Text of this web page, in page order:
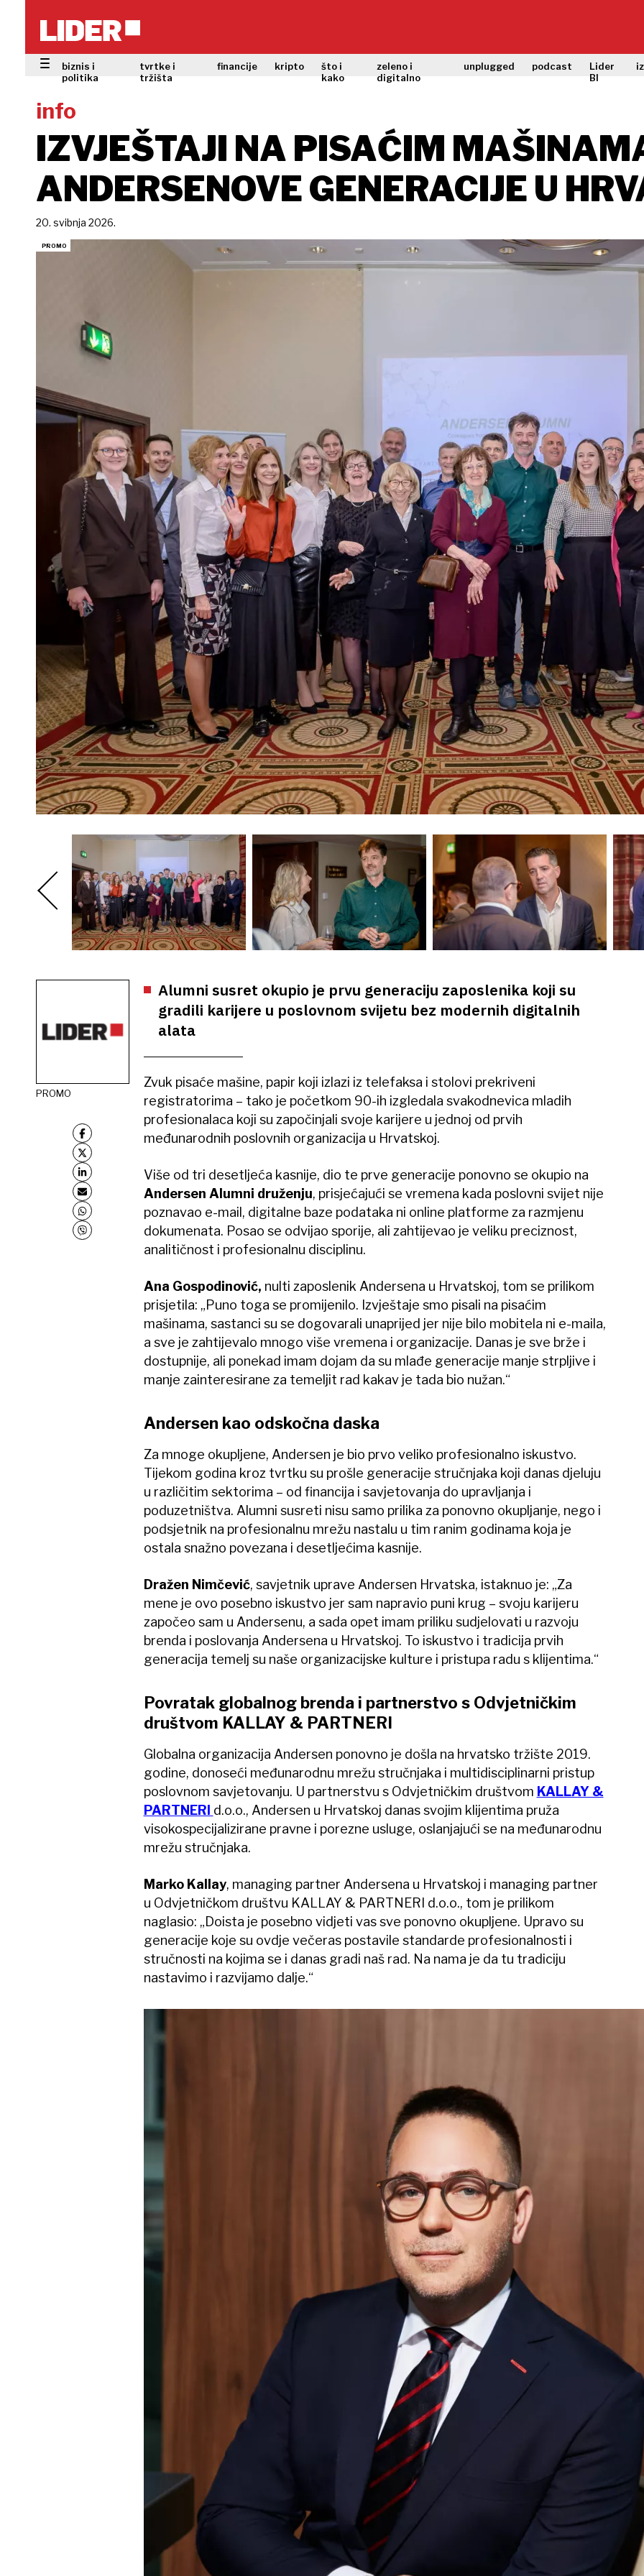
biznis i
politika
tvrtke i
tržišta
financije kripto
što i
kako
zeleno i
digitalno
unplugged podcast
Lider
BI
info
IZVJEŠTAJI NA PISAĆIM
ANDERSENOVE GENERACIJE U
20. svibnja 2026.
PROMO
Alumni susret okupio je prvu generaciju zaposlenika koji su
gradili karijere u poslovnom svijetu bez modernih digitalnih
alata
Zvuk pisaće mašine, papir koji izlazi iz telefaksa i stolovi prekriveni
registratorima – tako je početkom 90-ih izgledala svakodnevica mladih
profesionalaca koji su započinjali svoje karijere u jednoj od prvih
međunarodnih poslovnih organizacija u Hrvatskoj.
Više od tri desetljeća kasnije, dio te prve generacije ponovno se okupio na
Andersen Alumni druženju, prisjećajući se vremena kada poslovni svijet nije
poznavao e-mail, digitalne baze podataka ni online platforme za razmjenu
dokumenata. Posao se odvijao sporije, ali zahtijevao je veliku preciznost,
analitičnost i profesionalnu disciplinu.
Ana Gospodinović, nulti zaposlenik Andersena u Hrvatskoj, tom se prilikom
prisjetila: „Puno toga se promijenilo. Izvještaje smo pisali na pisaćim
mašinama, sastanci su se dogovarali unaprijed jer nije bilo mobitela ni e-maila,
a sve je zahtijevalo mnogo više vremena i organizacije. Danas je sve brže i
dostupnije, ali ponekad imam dojam da su mlađe generacije manje strpljive i
manje zainteresirane za temeljit rad kakav je tada bio nužan.“
Andersen kao odskočna daska
Za mnoge okupljene, Andersen je bio prvo veliko profesionalno iskustvo.
Tijekom godina kroz tvrtku su prošle generacije stručnjaka koji danas djeluju
u različitim sektorima – od financija i savjetovanja do upravljanja i
poduzetništva. Alumni susreti nisu samo prilika za ponovno okupljanje, nego i
podsjetnik na profesionalnu mrežu nastalu u tim ranim godinama koja je
ostala snažno povezana i desetljećima kasnije.
Dražen Nimčević, savjetnik uprave Andersen Hrvatska, istaknuo je: „Za
mene je ovo posebno iskustvo jer sam napravio puni krug – svoju karijeru
započeo sam u Andersenu, a sada opet imam priliku sudjelovati u razvoju
brenda i poslovanja Andersena u Hrvatskoj. To iskustvo i tradicija prvih
generacija temelj su naše organizacijske kulture i pristupa radu s klijentima.“
Povratak globalnog brenda i partnerstvo s Odvjetničkim
društvom KALLAY & PARTNERI
Globalna organizacija Andersen ponovno je došla na hrvatsko tržište 2019.
godine, donoseći međunarodnu mrežu stručnjaka i multidisciplinarni pristup
poslovnom savjetovanju. U partnerstvu s Odvjetničkim društvom KALLAY &
PARTNERI d.o.o., Andersen u Hrvatskoj danas svojim klijentima pruža
visokospecijalizirane pravne i porezne usluge, oslanjajući se na međunarodnu
mrežu stručnjaka.
Marko Kallay, managing partner Andersena u Hrvatskoj i managing partner
u Odvjetničkom društvu KALLAY & PARTNERI d.o.o., tom je prilikom
naglasio: „Doista je posebno vidjeti vas sve ponovno okupljene. Upravo su
generacije koje su ovdje večeras postavile standarde profesionalnosti i
stručnosti na kojima se i danas gradi naš rad. Na nama je da tu tradiciju
nastavimo i razvijamo dalje.“